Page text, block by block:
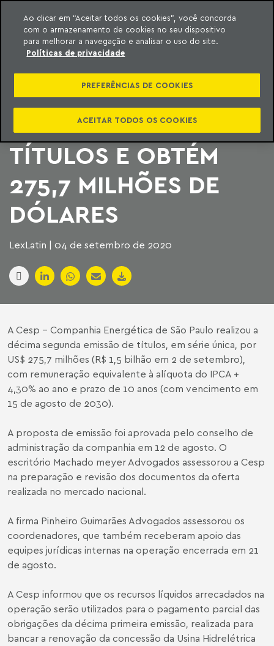
o conteúdo
Machado Meyer
COMPANHIA
ENERGÉTICA DE SÃO
PAULO EMITE
TÍTULOS E OBTÉM
275,7 MILHÕES DE
DÓLARES
LexLatin | 04 de setembro de 2020
A Cesp - Companhia Energética de São Paulo realizou a
décima segunda emissão de títulos, em série única, por
US$ 275,7 milhões (R$ 1,5 bilhão em 2 de setembro),
com remuneração equivalente à alíquota do IPCA +
4,30% ao ano e prazo de 10 anos (com vencimento em
15 de agosto de 2030).
A proposta de emissão foi aprovada pelo conselho de
administração da companhia em 12 de agosto. O
escritório Machado meyer Advogados assessorou a Cesp
na preparação e revisão dos documentos da oferta
realizada no mercado nacional.
A firma Pinheiro Guimarães Advogados assessorou os
coordenadores, que também receberam apoio das
equipes jurídicas internas na operação encerrada em 21
de agosto.
A Cesp informou que os recursos líquidos arrecadados na
operação serão utilizados para o pagamento parcial das
obrigações da décima primeira emissão, realizada para
bancar a renovação da concessão da Usina Hidrelétrica
Ao clicar em “Aceitar todos os cookies”, você concorda
com o armazenamento de cookies no seu dispositivo
para melhorar a navegação e analisar o uso do site.
Políticas de privacidade
PREFERÊNCIAS DE COOKIES
ACEITAR TODOS OS COOKIES